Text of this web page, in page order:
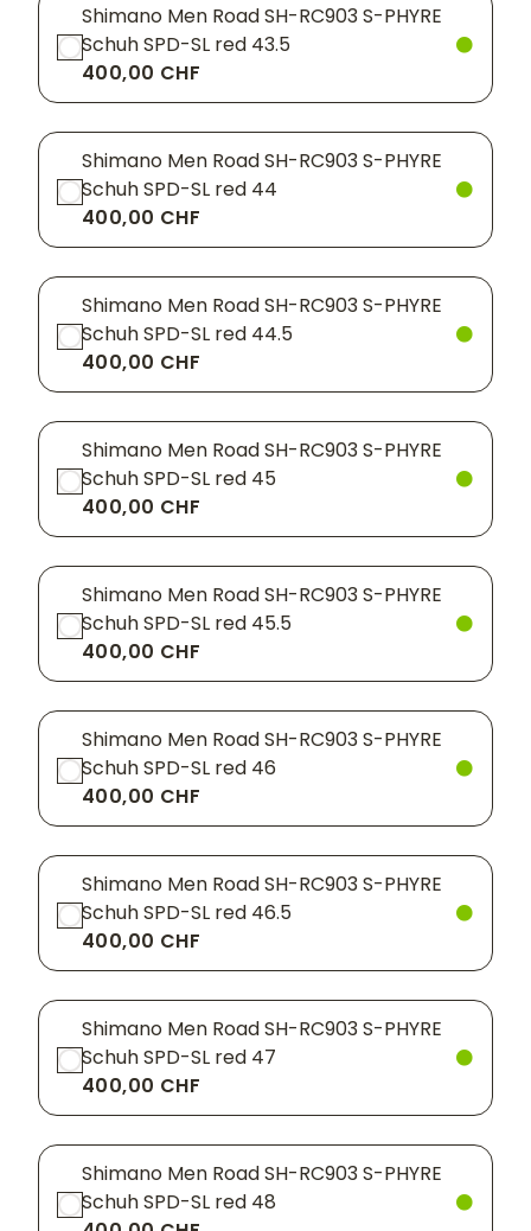
Shimano Men Road SH-RC903 S-PHYRE
Schuh SPD-SL red 43.5
400,00 CHF
Shimano Men Road SH-RC903 S-PHYRE
Schuh SPD-SL red 44
400,00 CHF
Shimano Men Road SH-RC903 S-PHYRE
Schuh SPD-SL red 44.5
400,00 CHF
Shimano Men Road SH-RC903 S-PHYRE
Schuh SPD-SL red 45
400,00 CHF
Shimano Men Road SH-RC903 S-PHYRE
Schuh SPD-SL red 45.5
400,00 CHF
Shimano Men Road SH-RC903 S-PHYRE
Schuh SPD-SL red 46
400,00 CHF
Shimano Men Road SH-RC903 S-PHYRE
Schuh SPD-SL red 46.5
400,00 CHF
Shimano Men Road SH-RC903 S-PHYRE
Schuh SPD-SL red 47
400,00 CHF
Shimano Men Road SH-RC903 S-PHYRE
Schuh SPD-SL red 48